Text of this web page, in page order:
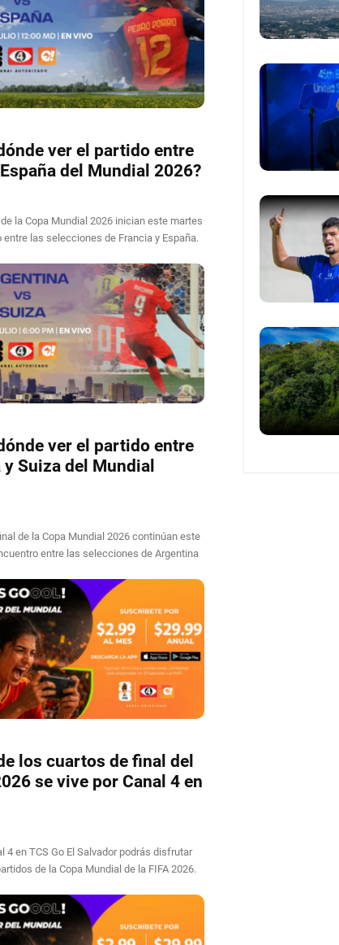
ver el partido entre
del Mundial 2026?
la Copa Mundial 2026 inician este martes
entre las selecciones de Francia y España.
ver el partido entre
Suiza del Mundial
de la Copa Mundial 2026 continúan este
entre las selecciones de Argentina
los cuartos de final del
se vive por Canal 4 en
4 en TCS Go El Salvador podrás disfrutar
de la Copa Mundial de la FIFA 2026.